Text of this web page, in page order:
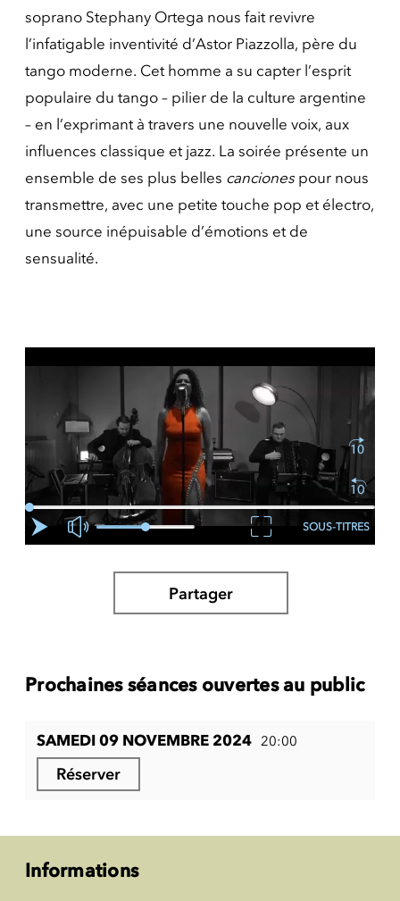
soprano Stephany Ortega nous fait revivre
l’infatigable inventivité d’Astor Piazzolla, père du
tango moderne. Cet homme a su capter l’esprit
populaire du tango – pilier de la culture argentine
– en l’exprimant à travers une nouvelle voix, aux
influences classique et jazz. La soirée présente un
ensemble de ses plus belles cancionespour nous
transmettre, avec une petite touche pop et électro,
une source inépuisable d’émotions et de
sensualité.
SOUS-TITRES
Partager
Prochaines séances ouvertes au public
SAMEDI 09 NOVEMBRE 2024 20:00
Réserver
Informations